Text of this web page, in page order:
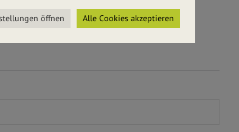
Alle Cookies akzeptieren
öffnen